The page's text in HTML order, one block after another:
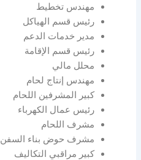
مهندس تخطيط
رئيس قسم الهياكل
مدير خدمات الدعم
رئيس قسم الإقامة
محلل مالي
مهندس إنتاج لحام
كبير المشرفين اللحام
رئيس عمال الكهرباء
مشرف اللحام
مشرف حوض بناء السفن
كبير مراقبي التكاليف